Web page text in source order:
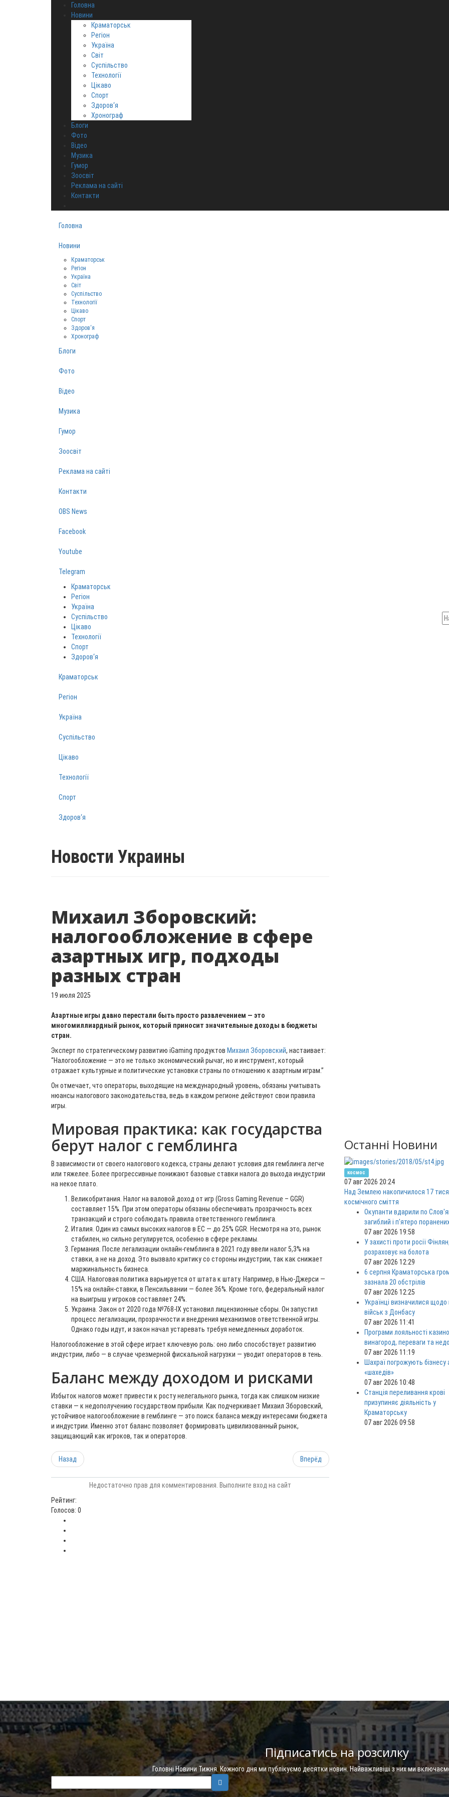
Головна
Новини
Краматорськ
Регіон
Україна
Світ
Суспільство
Технології
Цікаво
Спорт
Здоров‘я
Хронограф
Блоги
Фото
Відео
Музика
Гумор
Зоосвіт
Реклама на сайті
Контакти
Головна
Новини
Краматорськ
Регіон
Україна
Світ
Суспільство
Технології
Цікаво
Спорт
Здоров‘я
Хронограф
Блоги
Фото
Відео
Музика
Гумор
Зоосвіт
Реклама на сайті
Контакти
OBS News
Facebook
Youtube
Telegram
Краматорськ
Регіон
Україна
Суспільство
Цікаво
Технології
Спорт
Здоров‘я
Краматорськ
Регіон
Україна
Суспільство
Цікаво
Технології
Спорт
Здоров‘я
Новости Украины
Михаил Зборовский:
налогообложение в сфере
азартных игр, подходы
разных стран
19 июля 2025
Азартные игры давно перестали быть просто развлечением — это
многомиллиардный рынок, который приносит значительные доходы в бюджеты
стран.
Эксперт по стратегическому развитию iGaming продуктов Михаил Зборовский, настаивает:
“Налогообложение — это не только экономический рычаг, но и инструмент, который
отражает культурные и политические установки страны по отношению к азартным играм.”
Он отмечает, что операторы, выходящие на международный уровень, обязаны учитывать
нюансы налогового законодательства, ведь в каждом регионе действуют свои правила
игры.
Мировая практика: как государства
берут налог с гемблинга
В зависимости от своего налогового кодекса, страны делают условия для гемблинга легче
или тяжелее. Более прогрессивные понижают базовые ставки налога до выхода индустрии
на некое плато.
Великобритания. Налог на валовой доход от игр (Gross Gaming Revenue – GGR)
составляет 15%. При этом операторы обязаны обеспечивать прозрачность всех
транзакций и строго соблюдать правила ответственного гемблинга.
Италия. Один из самых высоких налогов в ЕС — до 25% GGR. Несмотря на это, рынок
стабилен, но сильно регулируется, особенно в сфере рекламы.
Германия. После легализации онлайн-гемблинга в 2021 году ввели налог 5,3% на
ставки, а не на доход. Это вызвало критику со стороны индустрии, так как снижает
маржинальность бизнеса.
США. Налоговая политика варьируется от штата к штату. Например, в Нью-Джерси —
15% на онлайн-ставки, в Пенсильвании — более 36%. Кроме того, федеральный налог
на выигрыш у игроков составляет 24%.
Украина. Закон от 2020 года №768-IX установил лицензионные сборы. Он запустил
процесс легализации, прозрачности и внедрения механизмов ответственной игры.
Однако годы идут, и закон начал устаревать требуя немедленных доработок.
Налогообложение в этой сфере играет ключевую роль: оно либо способствует развитию
индустрии, либо — в случае чрезмерной фискальной нагрузки — уводит операторов в тень.
Баланс между доходом и рисками
Избыток налогов может привести к росту нелегального рынка, тогда как слишком низкие
ставки — к недополучению государством прибыли. Как подчеркивает Михаил Зборовский,
устойчивое налогообложение в гемблинге — это поиск баланса между интересами бюджета
и индустрии. Именно этот баланс позволяет формировать цивилизованный рынок,
защищающий как игроков, так и операторов.
Назад Вперёд
Недостаточно прав для комментирования. Выполните вход на сайт
Рейтинг:
Голосов: 0
Останні Новини
космос
07 авг 2026 20:24
Над Землею накопичилося 17
космічного сміття
Окупанти вдарили по
загиблий і п'ятеро
07 авг 2026 19:58
У захисті проти росії
розраховує на болота
07 авг 2026 12:29
6 серпня Краматорська
зазнала 20 обстрілів
07 авг 2026 12:25
Українці визначилися щодо
військ з Донбасу
07 авг 2026 11:41
Програми лояльності
винагород, переваги та
07 авг 2026 11:19
Шахраї погрожують бізнесу
«шахедів»
07 авг 2026 10:48
Станція переливання крові
призупиняє діяльність у
Краматорську
07 авг 2026 09:58
Підписатись на розсилку
Головні Новини Тижня. Кожного дня ми публікуємо десятки новин. Найважливіші з них ми